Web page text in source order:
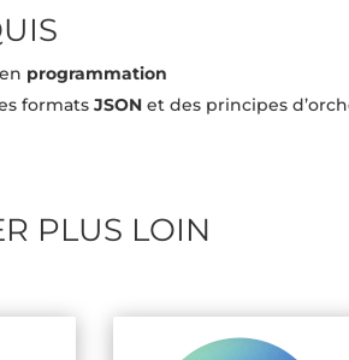
programmation
formatsJSON et des principes
PLUS LOIN